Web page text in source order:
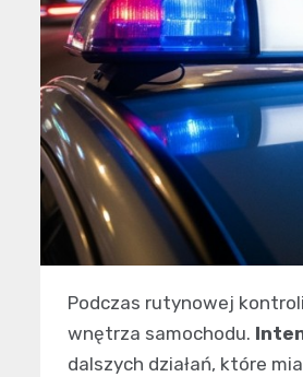
Podczas rutynowej
wnętrza samochodu.
dalszych działań, które